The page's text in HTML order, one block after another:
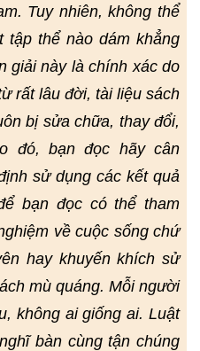
Tuy nhiên, không thể
tập thể nào dám khẳng
giải này là chính xác do
rất lâu đời, tài liệu sách
bị sửa chữa, thay đổi,
đó, bạn đọc hãy cân
sử dụng các kết quả
bạn đọc có thể tham
về cuộc sống chứ
hay khuyến khích sử
mù quáng. Mỗi người
không ai giống ai. Luật
bàn cùng tận chúng